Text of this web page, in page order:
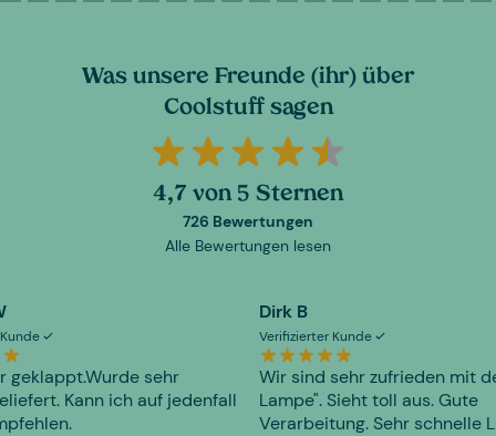
Was unsere Freunde (ihr) über
Coolstuff sagen
4,7 von 5 Sternen
726 Bewertungen
Alle Bewertungen lesen
geklappt.Wurde sehr
Kann ich auf jedenfall
Dirk B
Verifizierter Kunde
Wir sind sehr zufrieden mit
Lampe". Sieht toll aus. Gute
Verarbeitung. Sehr schnelle